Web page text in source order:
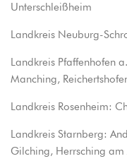
Unterschleißheim
Landkreis Neuburg-
Landkreis Pfaffenhofen
Manching,
Landkreis Rosenheim:
Landkreis Starnberg:
Gilching, Herrsching